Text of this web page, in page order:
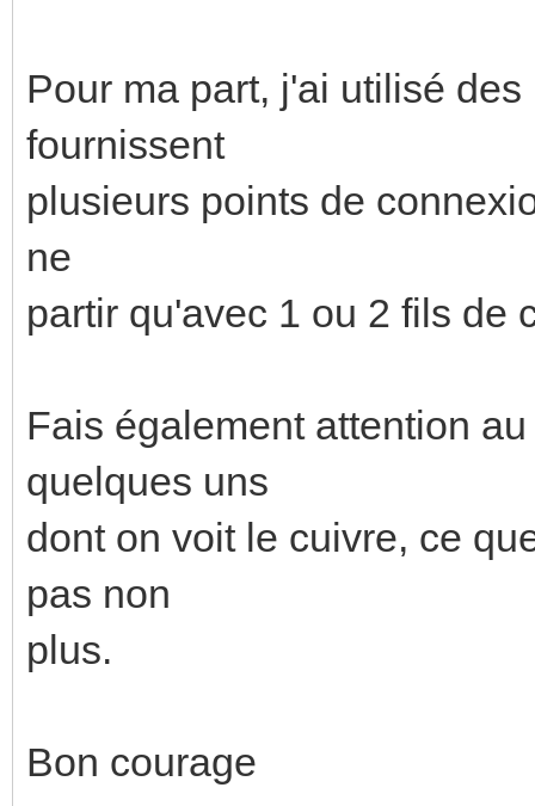
Pour ma part, j'ai utilisé
fournissent
plusieurs points de
ne
partir qu'avec 1 ou 2 fils de
Fais également attention
quelques uns
dont on voit le cuivre, ce
pas non
plus.
Bon courage